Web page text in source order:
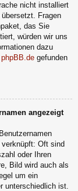
nicht installiert
Fragen
das Sie
würden wir uns
dazu
phpBB.de gefunden
angezeigt
Oft sind
oder Ihren
Bild wird auch als
um ein
unterschiedlich ist.